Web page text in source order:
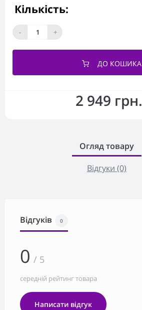
2 949 грн.
Кількість:
- +
ДО КОШИКА
Огляд товару
Відгуки (0)
Відгуків 0
0 / 5
середній рейтинг товара
Написати відгук